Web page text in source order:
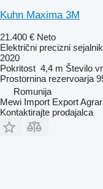
Kuhn Maxima 3M
21.400 € Neto
Električni precizni sejalnik
2020
Pokritost 4,4 m Število
Prostornina rezervoarja
Romunija
Mewi Import Export
Kontaktirajte prodajalca